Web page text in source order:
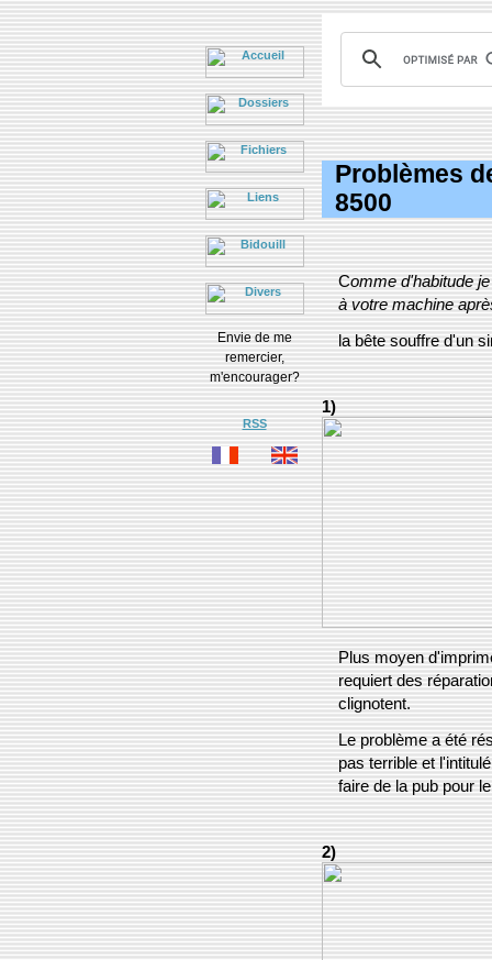
Envie de me
remercier,
m'encourager?
RSS
Problèmes
8500
Comme d'habitude
à votre machine
la bête souffre d'un
1)
Plus moyen
requiert des
clignotent.
Le problème a été
pas terrible et
faire de la pub pour
2)